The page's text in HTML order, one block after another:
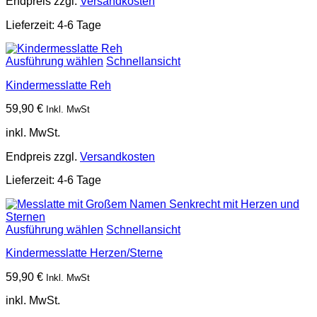
Lieferzeit: 4-6 Tage
Ausführung wählen Schnellansicht
Kindermesslatte Reh
59,90 € Inkl. MwSt
inkl. MwSt.
Endpreis zzgl. Versandkosten
Lieferzeit: 4-6 Tage
Ausführung wählen Schnellansicht
Kindermesslatte Herzen/Sterne
59,90 € Inkl. MwSt
inkl. MwSt.